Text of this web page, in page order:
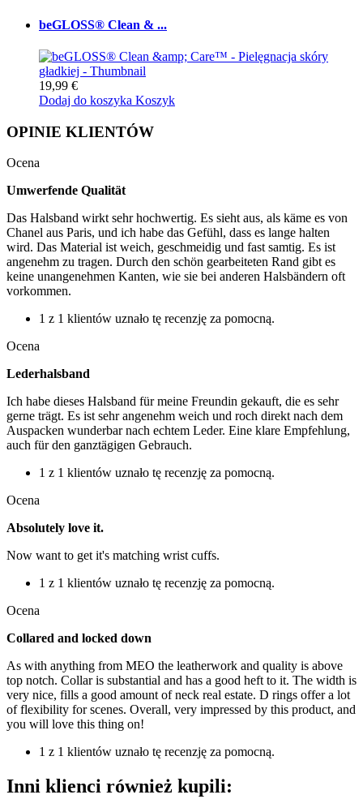
beGLOSS® Clean & ...
19,99 €
Dodaj do koszyka Koszyk
OPINIE KLIENTÓW
Ocena
Umwerfende Qualität
Das Halsband wirkt sehr hochwertig. Es sieht aus, als käme es von
Chanel aus Paris, und ich habe das Gefühl, dass es lange halten
wird. Das Material ist weich, geschmeidig und fast samtig. Es ist
angenehm zu tragen. Durch den schön gearbeiteten Rand gibt es
keine unangenehmen Kanten, wie sie bei anderen Halsbändern oft
vorkommen.
1 z 1 klientów uznało tę recenzję za pomocną.
Ocena
Lederhalsband
Ich habe dieses Halsband für meine Freundin gekauft, die es sehr
gerne trägt. Es ist sehr angenehm weich und roch direkt nach dem
Auspacken wunderbar nach echtem Leder. Eine klare Empfehlung,
auch für den ganztägigen Gebrauch.
1 z 1 klientów uznało tę recenzję za pomocną.
Ocena
Absolutely love it.
Now want to get it's matching wrist cuffs.
1 z 1 klientów uznało tę recenzję za pomocną.
Ocena
Collared and locked down
As with anything from MEO the leatherwork and quality is above
top notch. Collar is substantial and has a good heft to it. The width is
very nice, fills a good amount of neck real estate. D rings offer a lot
of flexibility for scenes. Overall, very impressed by this product, and
you will love this thing on!
1 z 1 klientów uznało tę recenzję za pomocną.
Inni klienci również kupili: